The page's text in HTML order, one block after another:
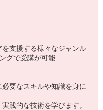
支援する様々なジャンル
グで受講が可能
要なスキルや知識を身に
践的な技術を学びます。